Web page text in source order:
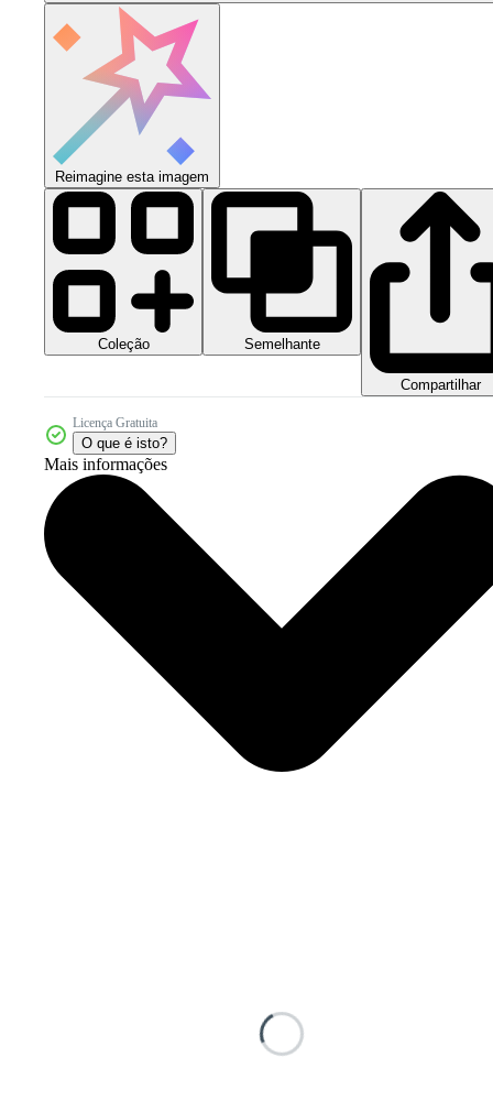
Reimagine esta imagem
Coleção Semelhante
Compartilhar
Licença Gratuita
O que é isto?
Mais informações